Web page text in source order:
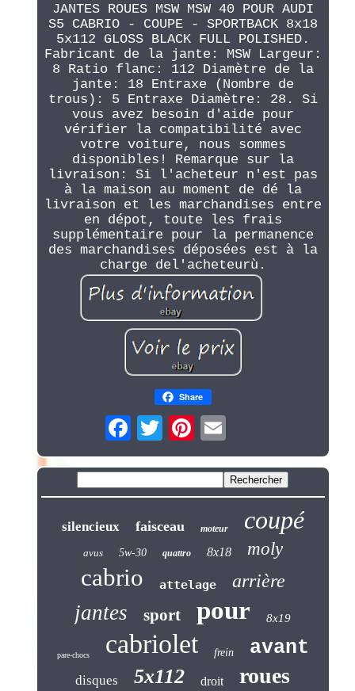
JANTES ROUES MSW MSW 40 POUR AUDI
S5 CABRIO - COUPE - SPORTBACK 8x18
5x112 GLOSS BLACK FULL POLISHED.
Fabricant de la jante: MSW Largeur:
8 Ratio flanc: 112 Diamètre de la
jante: 18 Entraxe (Nombre de
trous): 5 Entraxe Diamètre: 28. Si
vous avez besoin d'aide pour
vérifier la compatibilité avec
votre voiture, nous sommes
disponibles! Remarque sur la
livraison: Si l'acheteur n'est pas
à la maison au moment de dé la
livraison et les marchandises entre
en dépot, toute les frais
supplémentaire pour la permanence
des marchandises déposées est à la
charge del'acheteurù.
Share
silencieux faisceau moteur coupé
avus 5w-30 quattro 8x18 moly
cabrio attelage arrière
jantes sport pour 8x19
pare-chocs cabriolet frein avant
disques 5x112 droit roues